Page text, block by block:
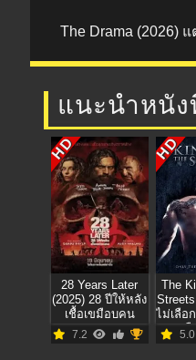
The Drama (2026)
แนะนำหนัง
HD
28 Years Later
(2025) 28 ปีให้หลัง
เชื้อเขมือบคน
7.2
HD
The
ไม่เลือ
เ
5.0